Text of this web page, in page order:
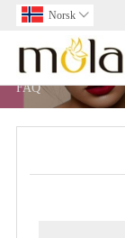
Norsk 
FAQ